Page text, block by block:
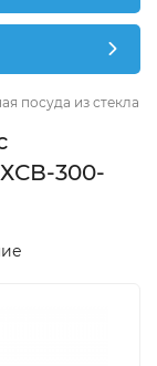
посуда из стекла
300-